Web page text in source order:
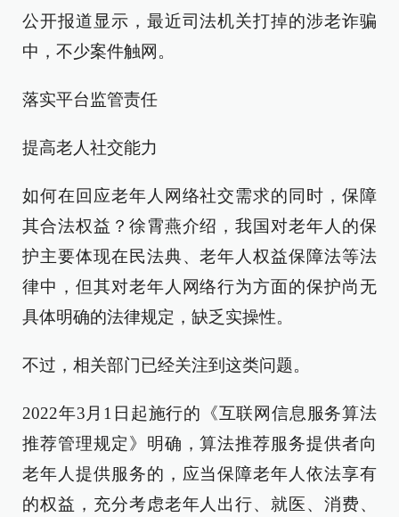
公开报道显示，最近司法机关打掉的涉老诈骗
中，不少案件触网。
落实平台监管责任
提高老人社交能力
如何在回应老年人网络社交需求的同时，保障
其合法权益？徐霄燕介绍，我国对老年人的保
护主要体现在民法典、老年人权益保障法等法
律中，但其对老年人网络行为方面的保护尚无
具体明确的法律规定，缺乏实操性。
不过，相关部门已经关注到这类问题。
2022年3月1日起施行的《互联网信息服务算法
推荐管理规定》明确，算法推荐服务提供者向
老年人提供服务的，应当保障老年人依法享有
的权益，充分考虑老年人出行、就医、消费、